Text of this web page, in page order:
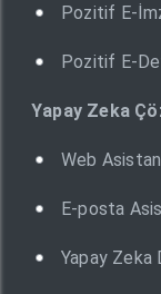
Pozitif E-
Pozitif E-
Yapay Zeka
Web
E-posta
Yapay Zeka